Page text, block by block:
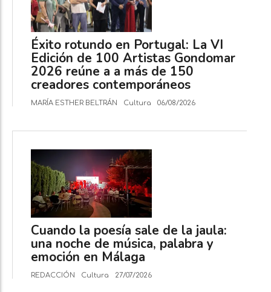
Éxito rotundo en Portugal: La VI
Edición de 100 Artistas Gondomar
2026 reúne a a más de 150
creadores contemporáneos
MARÍA ESTHER BELTRÁN Cultura 06/08/2026
Cuando la poesía sale de la jaula:
una noche de música, palabra y
emoción en Málaga
REDACCIÓN Cultura 27/07/2026